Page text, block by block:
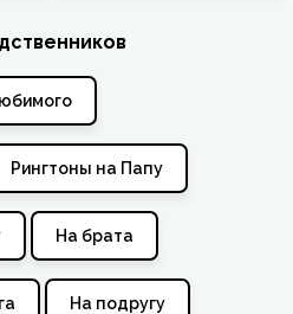
Рингтоны на Папу
На брата
На подругу